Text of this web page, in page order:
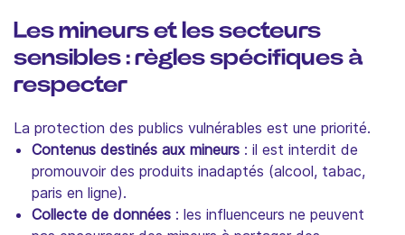
Les mineurs et les secteurs
sensibles : règles spécifiques à
respecter
La protection des publics vulnérables est une priorité.
Contenus destinés aux mineurs : il est interdit de
promouvoir des produits inadaptés (alcool, tabac,
paris en ligne).
Collecte de données : les influenceurs ne peuvent